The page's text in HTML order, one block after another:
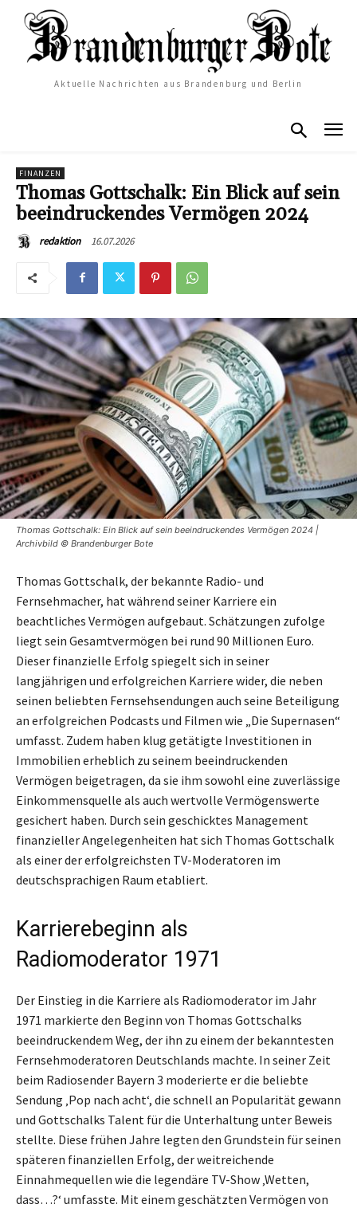
Aktuelle Nachrichten aus Brandenburg und Berlin
FINANZEN
Thomas Gottschalk: Ein Blick auf sein
beeindruckendes Vermögen 2024
redaktion 16.07.2026
Thomas Gottschalk: Ein Blick auf sein beeindruckendes Vermögen 2024 |
Archivbild © Brandenburger Bote
Thomas Gottschalk, der bekannte Radio- und
Fernsehmacher, hat während seiner Karriere ein
beachtliches Vermögen aufgebaut. Schätzungen zufolge
liegt sein Gesamtvermögen bei rund 90 Millionen Euro.
Dieser finanzielle Erfolg spiegelt sich in seiner
langjährigen und erfolgreichen Karriere wider, die neben
seinen beliebten Fernsehsendungen auch seine Beteiligung
an erfolgreichen Podcasts und Filmen wie „Die Supernasen“
umfasst. Zudem haben klug getätigte Investitionen in
Immobilien erheblich zu seinem beeindruckenden
Vermögen beigetragen, da sie ihm sowohl eine zuverlässige
Einkommensquelle als auch wertvolle Vermögenswerte
gesichert haben. Durch sein geschicktes Management
finanzieller Angelegenheiten hat sich Thomas Gottschalk
als einer der erfolgreichsten TV-Moderatoren im
deutschsprachigen Raum etabliert.
Karrierebeginn als
Radiomoderator 1971
Der Einstieg in die Karriere als Radiomoderator im Jahr
1971 markierte den Beginn von Thomas Gottschalks
beeindruckendem Weg, der ihn zu einem der bekanntesten
Fernsehmoderatoren Deutschlands machte. In seiner Zeit
beim Radiosender Bayern 3 moderierte er die beliebte
Sendung ‚Pop nach acht‘, die schnell an Popularität gewann
und Gottschalks Talent für die Unterhaltung unter Beweis
stellte. Diese frühen Jahre legten den Grundstein für seinen
späteren finanziellen Erfolg, der weitreichende
Einnahmequellen wie die legendäre TV-Show ‚Wetten,
dass…?‘ umfasste. Mit einem geschätzten Vermögen von